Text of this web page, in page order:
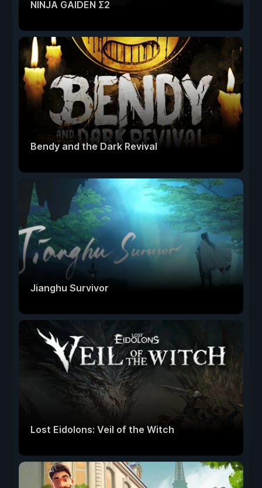
NINJA GAIDEN Σ2
Bendy and the Dark Revival
Jianghu Survivor
Lost Eidolons: Veil of the Witch